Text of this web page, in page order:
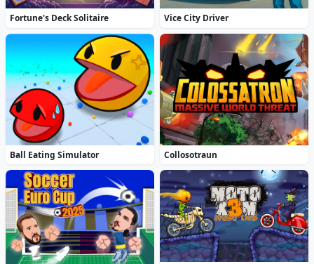
Fortune's Deck Solitaire Vice City Driver
Ball Eating Simulator Collosotraun